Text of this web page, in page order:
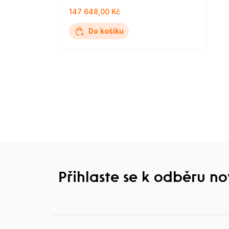
147 648,00 Kč
Do košíku
Přihlaste se k odběru